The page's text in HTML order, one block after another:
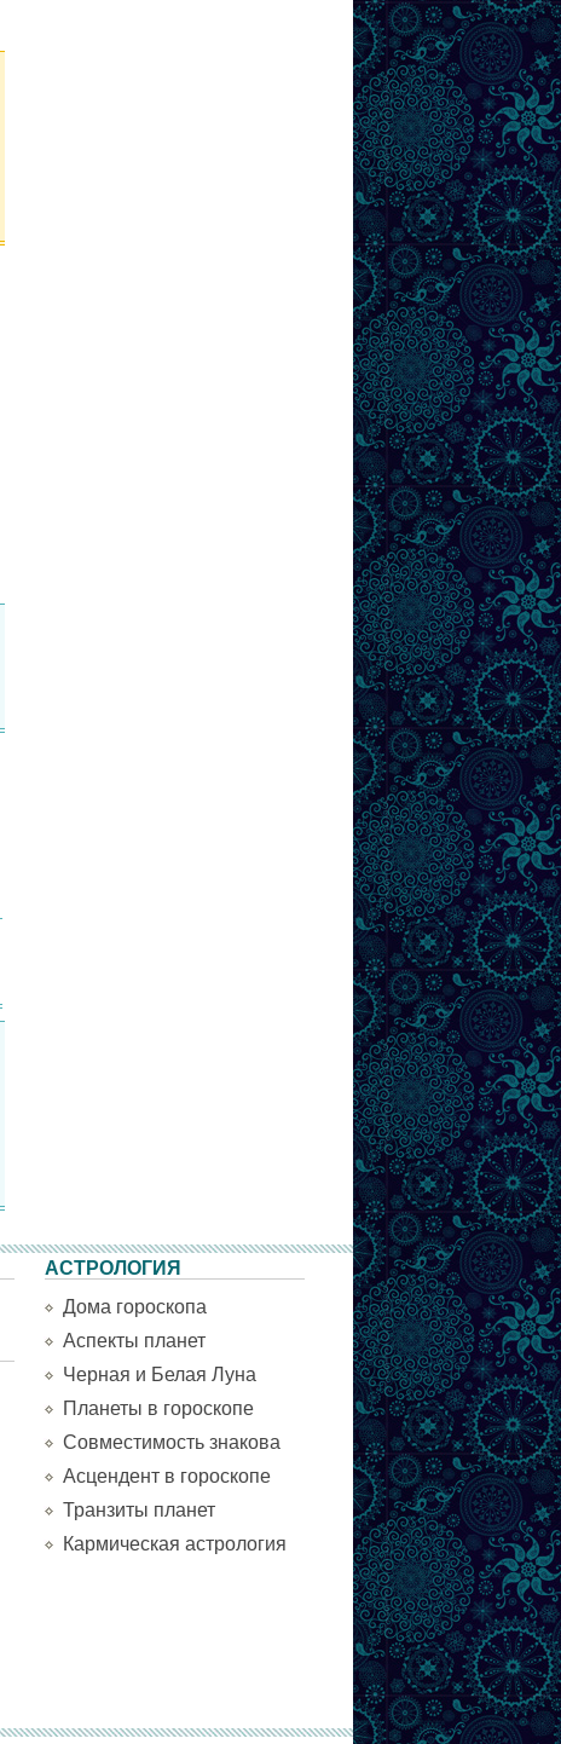
АСТРОЛОГИЯ
Дома гороскопа
Аспекты планет
Черная и Белая Луна
Планеты в гороскопе
Совместимость знакова
Асцендент в гороскопе
Транзиты планет
Кармическая астрология